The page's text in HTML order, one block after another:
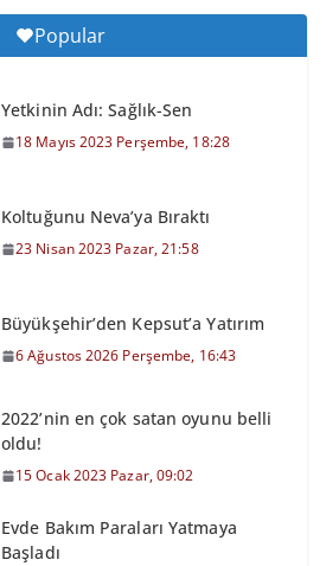
Popular
Yetkinin Adı: Sağlık-Sen
18 Mayıs 2023 Perşembe, 18:28
Koltuğunu Neva’ya Bıraktı
23 Nisan 2023 Pazar, 21:58
Büyükşehir’den Kepsut’a Yatırım
6 Ağustos 2026 Perşembe, 16:43
2022’nin en çok satan oyunu belli
oldu!
15 Ocak 2023 Pazar, 09:02
Evde Bakım Paraları Yatmaya
Başladı